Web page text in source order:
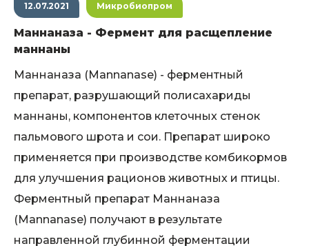
12.07.2021 Микробиопром
Маннаназа - Фермент для расщепление
маннаны
Маннаназа (Mannanase) - ферментный
препарат, разрушающий полисахариды
маннаны, компонентов клеточных стенок
пальмового шрота и сои. Препарат широко
применяется при производстве комбикормов
для улучшения рационов животных и птицы.
Ферментный препарат Маннаназа
(Mannanase) получают в результате
направленной глубинной ферментации